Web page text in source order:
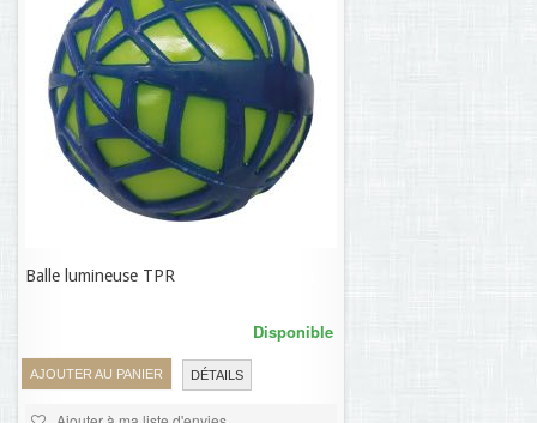
Balle lumineuse TPR
AJOUTER AU PANIER DÉTAILS
Disponible